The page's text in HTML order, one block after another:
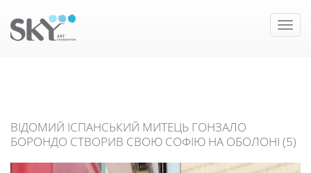
Toggle
ВІДОМИЙ ІСПАНСЬКИЙ МИТЕЦЬ ГОНЗАЛО
БОРОНДО СТВОРИВ СВОЮ СОФІЮ НА ОБОЛОНІ (5)